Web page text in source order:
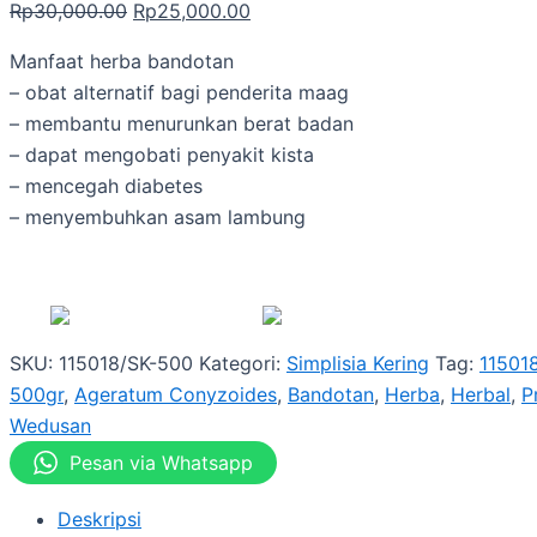
Rp30,000.00 Rp25,000.00
Manfaat herba bandotan
– obat alternatif bagi penderita maag
– membantu menurunkan berat badan
– dapat mengobati penyakit kista
– mencegah diabetes
– menyembuhkan asam lambung
SKU: 115018/SK-500 Kategori: Simplisia Kering Tag:
500gr, Ageratum Conyzoides, Bandotan, Herba, Herbal,
Wedusan
Pesan via Whatsapp
Deskripsi